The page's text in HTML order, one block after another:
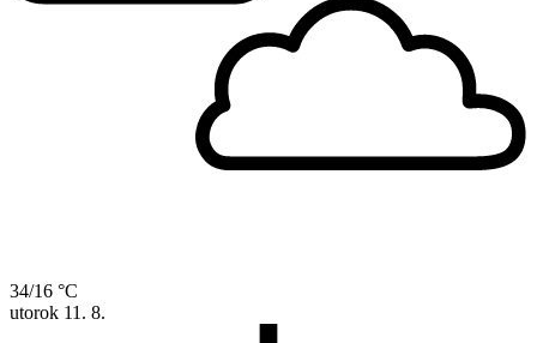
34/16 °C
utorok 11. 8.